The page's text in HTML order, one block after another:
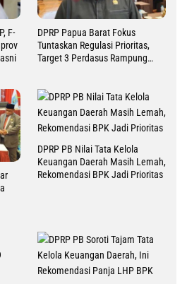
F-
DPRP Papua Barat Fokus
Tuntaskan Regulasi Prioritas,
Target 3 Perdasus Rampung
DPRP PB Nilai Tata Kelola
Keuangan Daerah Masih Lemah,
Rekomendasi BPK Jadi Prioritas